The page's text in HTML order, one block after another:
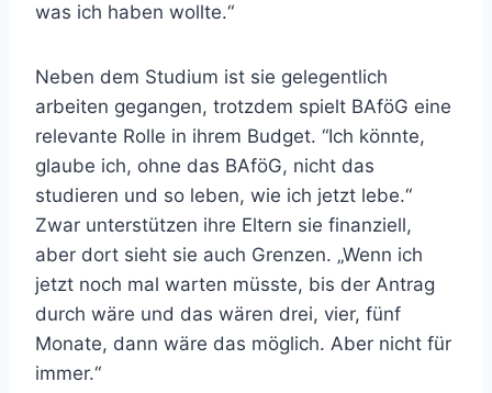
was ich haben wollte.“
Neben dem Studium ist sie gelegentlich
arbeiten gegangen, trotzdem spielt BAföG eine
relevante Rolle in ihrem Budget. “Ich könnte,
glaube ich, ohne das BAföG, nicht das
studieren und so leben, wie ich jetzt lebe.“
Zwar unterstützen ihre Eltern sie finanziell,
aber dort sieht sie auch Grenzen. „Wenn ich
jetzt noch mal warten müsste, bis der Antrag
durch wäre und das wären drei, vier, fünf
Monate, dann wäre das möglich. Aber nicht für
immer.“